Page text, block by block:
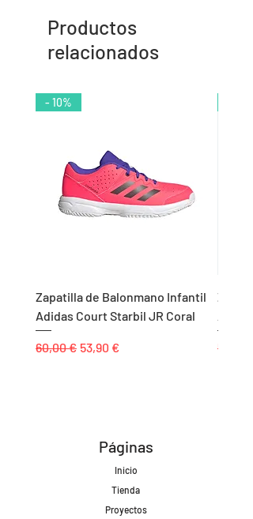
Productos
relacionados
- 10%
Zapatilla de Balonmano Infantil
Adidas Court Starbil JR Coral
Precio
60,00 € Precio de oferta
53,90 € Precio
55,00 €
Páginas
Inicio
Tienda
Proyectos